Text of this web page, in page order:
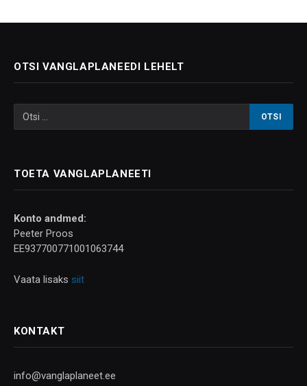
OTSI VANGLAPLANEEDI LEHELT
TOETA VANGLAPLANEETI
Konto andmed:
Peeter Proos
EE937700771001063744
Vaata lisaks siit
KONTAKT
info@vanglaplaneet.ee